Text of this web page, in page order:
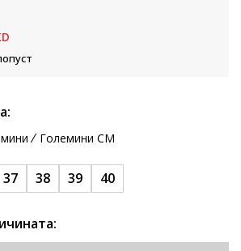
Големини CM
37 38 39 40